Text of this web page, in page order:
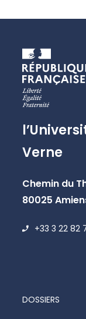
Verne
Chemin du
80025
+33 3 22 82
DOSSIERS